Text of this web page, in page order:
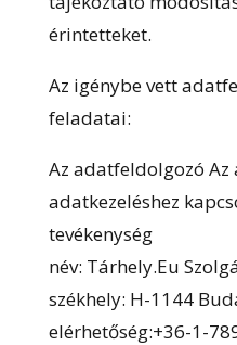
érintetteket.
Az igénybe vett
feladatai:
Az adatfeldolgozó
adatkezeléshez
tevékenység
név: Tárhely.Eu
székhely: H-1144
elérhetőség:+36-1-